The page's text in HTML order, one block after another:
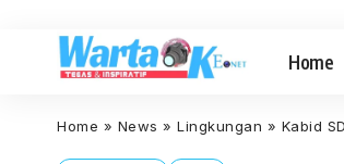
Home
Home » News » Lingkungan » Kabid